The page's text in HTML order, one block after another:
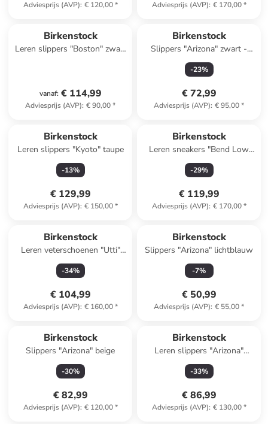
Adviesprijs (AVP): € 120,00* Adviesprijs (AVP): € 170,00*
Birkenstock
Leren slippers "Boston" zwart
vanaf: € 114,99
Adviesprijs (AVP): € 90,00*
Birkenstock
Slippers "Arizona" zwart -
wijdte N
-23%
€ 72,99
Adviesprijs (AVP): € 95,00*
Birkenstock
Leren slippers "Kyoto" taupe
-13%
€ 129,99
Adviesprijs (AVP): € 150,00*
Birkenstock
Leren sneakers "Bend Low
Decon" bruin
-29%
€ 119,99
Adviesprijs (AVP): € 170,00*
Birkenstock
Leren veterschoenen "Utti"
beige
-34%
€ 104,99
Adviesprijs (AVP): € 160,00*
Birkenstock
Slippers "Arizona" lichtblauw
-7%
€ 50,99
Adviesprijs (AVP): € 55,00*
Birkenstock
Slippers "Arizona" beige
-30%
€ 82,99
Adviesprijs (AVP): € 120,00*
Birkenstock
Leren slippers "Arizona"
lichtbruin
-33%
€ 86,99
Adviesprijs (AVP): € 130,00*